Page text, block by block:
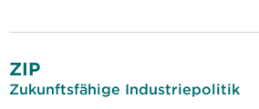
ZIP
Zukunftsfähige Industriepolitik